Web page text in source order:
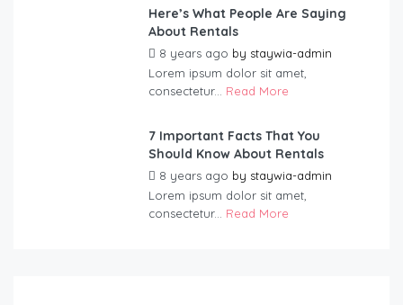
Here’s What People Are Saying
About Rentals
8 years ago by staywia-admin
Lorem ipsum dolor sit amet,
consectetur... Read More
7 Important Facts That You
Should Know About Rentals
8 years ago by staywia-admin
Lorem ipsum dolor sit amet,
consectetur... Read More